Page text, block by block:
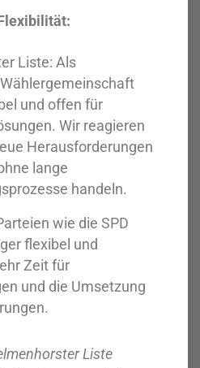
Liste: Als
und offen für
Wir reagieren
Herausforderungen
lange
handeln.
wie die SPD
flexibel und
Zeit für
und die Umsetzung
Liste